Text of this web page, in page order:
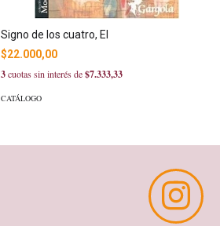
Signo de los cuatro, El
$22.000,00
3cuotas sin interés de$7.333,33
CATÁLOGO